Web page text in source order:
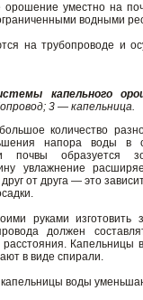
уместно на
водными
на трубопроводе и
капельного
3 — капельница.
количество
напора воды в
почвы образуется
увлажнение
от друга — это
руками изготовить
должен
Капельницы
в виде спирали.
воды